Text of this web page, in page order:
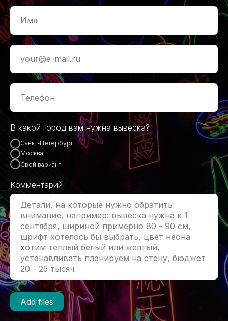
В какой город вам нужна вывеска?
Санкт-Петербург
Москва
Свой вариант
Комментарий
Add files